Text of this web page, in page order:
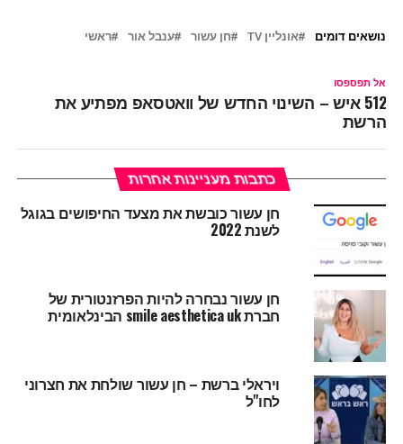
נושאים דומים אונליין TV חן עשור ענבל אור ראשי
אל תפספסו
512 איש – השינוי החדש של וואטסאפ מפתיע את
הרשת
כתבות מעניינות אחרות
חן עשור כובשת את מצעד החיפושים בגוגל
לשנת 2022
חן עשור נבחרה להיות הפרזנטורית של
חברת smile aesthetica uk הבינלאומית
ויראלי ברשת – חן עשור שולחת את חצרוני
לחו"ל